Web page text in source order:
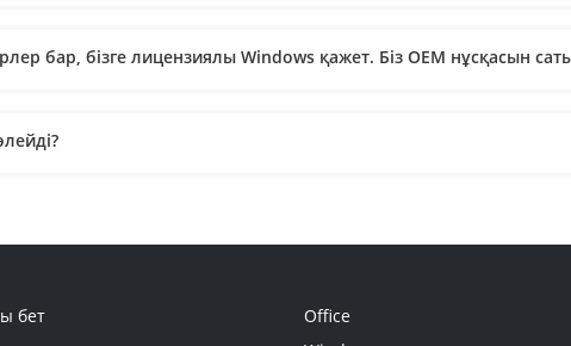
бар, бізге лицензиялы Windows қажет. Біз OEM нұсқасын
ма?
бет
Office